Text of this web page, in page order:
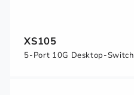
XS105
5-Port 10G Desktop-Switch